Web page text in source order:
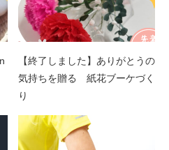
【終了しました】ありがとうの
気持ちを贈る 紙花ブーケづく
り